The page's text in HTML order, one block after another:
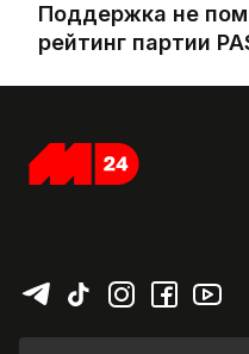
Поддержка не
рейтинг партии